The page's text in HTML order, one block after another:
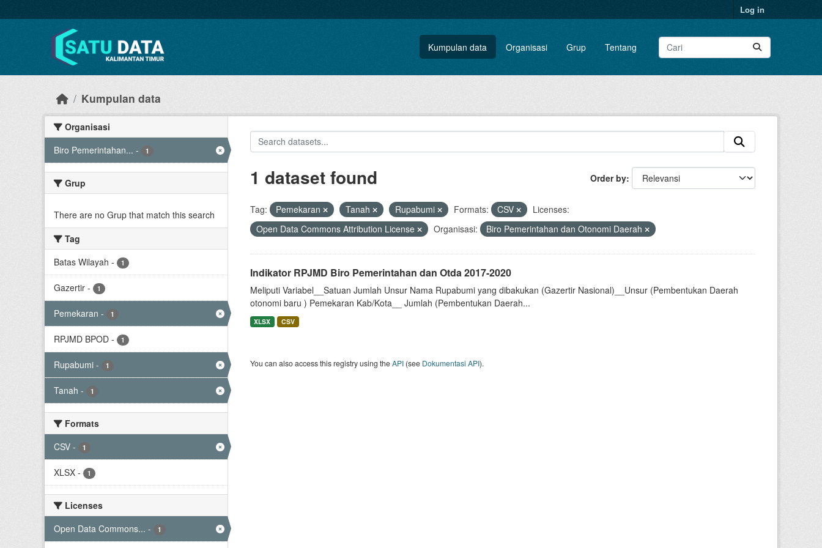
Log in
Kumpulan data Organisasi Grup Tentang
Kumpulan data
Organisasi
Biro Pemerintahan... - 1
Grup
There are no Grup that match this search
Tag
Batas Wilayah - 1
Gazertir - 1
Pemekaran - 1
RPJMD BPOD - 1
Rupabumi - 1
Tanah - 1
Formats
CSV - 1
XLSX - 1
Licenses
Open Data Commons... - 1
Order by
1 dataset found
Tag: Pemekaran Tanah Rupabumi Formats: CSV
Licenses:
Open Data Commons Attribution License
Organisasi: Biro Pemerintahan dan Otonomi Daerah
Indikator RPJMD Biro Pemerintahan dan Otda 2017-2020
Meliputi Variabel__Satuan Jumlah Unsur Nama Rupabumi yang dibakukan (Gazertir Nasional)__Unsur (Pembentukan Daerah
otonomi baru ) Pemekaran Kab/Kota__ Jumlah (Pembentukan Daerah...
XLSX CSV
You can also access this registry using theAPI(see Dokumentasi API).